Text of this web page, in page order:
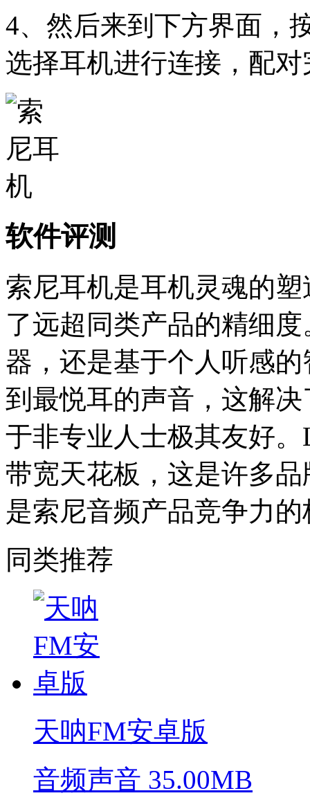
4、然后来到下方界面，
选择耳机进行连接，配
软件评测
索尼耳机是耳机灵魂的
了远超同类产品的精细
器，还是基于个人听感
到最悦耳的声音，这解
于非专业人士极其友好
带宽天花板，这是许多
是索尼音频产品竞争力
同类推荐
天呐FM安卓版
音频声音 35.00MB